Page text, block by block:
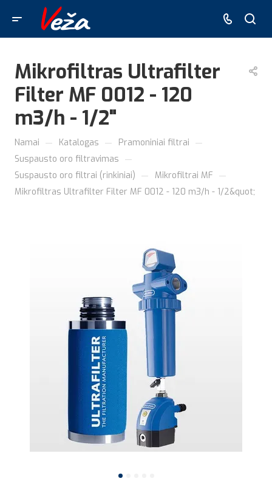
Mikrofiltras Ultrafilter
Filter MF 0012 - 120
m3/h - 1/2"
Namai — Katalogas — Pramoniniai filtrai —
Suspausto oro filtravimas —
Suspausto oro filtrai (rinkiniai) — Mikrofiltrai MF —
Mikrofiltras Ultrafilter Filter MF 0012 - 120 m3/h - 1/2&quot;